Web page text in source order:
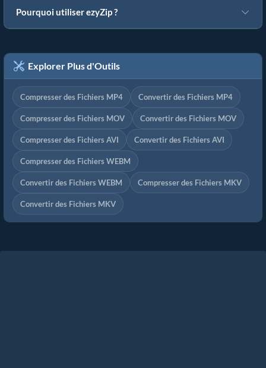
Pourquoi utiliser ezyZip ?
Explorer Plus d'Outils
Compresser des Fichiers MP4 Convertir des Fichiers MP4
Compresser des Fichiers MOV Convertir des Fichiers MOV
Compresser des Fichiers AVI Convertir des Fichiers AVI
Compresser des Fichiers WEBM
Convertir des Fichiers WEBM Compresser des Fichiers MKV
Convertir des Fichiers MKV